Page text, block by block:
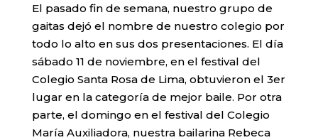
El pasado fin de semana, nuestro grupo de
gaitas dejó el nombre de nuestro colegio por
todo lo alto en sus dos presentaciones. El día
sábado 11 de noviembre, en el festival del
Colegio Santa Rosa de Lima, obtuvieron el 3er
lugar en la categoría de mejor baile. Por otra
parte, el domingo en el festival del Colegio
María Auxiliadora, nuestra bailarina Rebeca